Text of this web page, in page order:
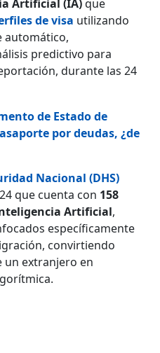
Artificial (IA)que
de visa utilizando
automático,
predictivo para
durante las 24
de Estado de
por deudas, ¿de
Nacional (DHS)
que cuenta con 158
Artificial,
específicamente
convirtiendo
un extranjero en